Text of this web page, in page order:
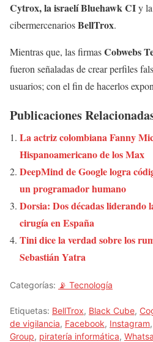
Cytrox, la israelí Bluehawk CIy
cibermercenariosBellTrox.
Mientras que, las firmasCobwebs
fueron señaladas de crear perfiles
usuarios; con el fin de hacerlos
Publicaciones
La actriz colombiana Fanny
Hispanoamericano de los Max
DeepMind de Google logra
un programador humano
Dorsia: Dos décadas liderando
cirugía en España
Tini dice la verdad sobre los
Sebastián Yatra
Categorías: 📡 Tecnología
Etiquetas: BellTrox, Black Cube,
de vigilancia, Facebook, Instagram,
Group, piratería informática,